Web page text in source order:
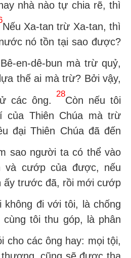
nhà nào tự chia rẽ, thì
Nếu Xa-tan trừ Xa-tan, thì
nó tồn tại sao được?
en-dê-bun mà trừ quỷ,
thế ai mà trừ? Bởi vậy,
các ông.
28
Còn nếu tôi
của Thiên Chúa mà trừ
đại Thiên Chúa đã đến
sao người ta có thể vào
và cướp của được, nếu
ấy trước đã, rồi mới cướp
không đi với tôi, là chống
cùng tôi thu góp, là phân
cho các ông hay: mọi tội,